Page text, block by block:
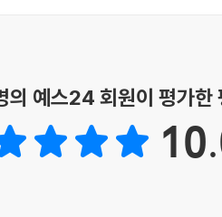
불안이 다른 모습으로 표출되는
, 공동체에서 어떻게 평가받을지
의 예스24 회원이 평가한